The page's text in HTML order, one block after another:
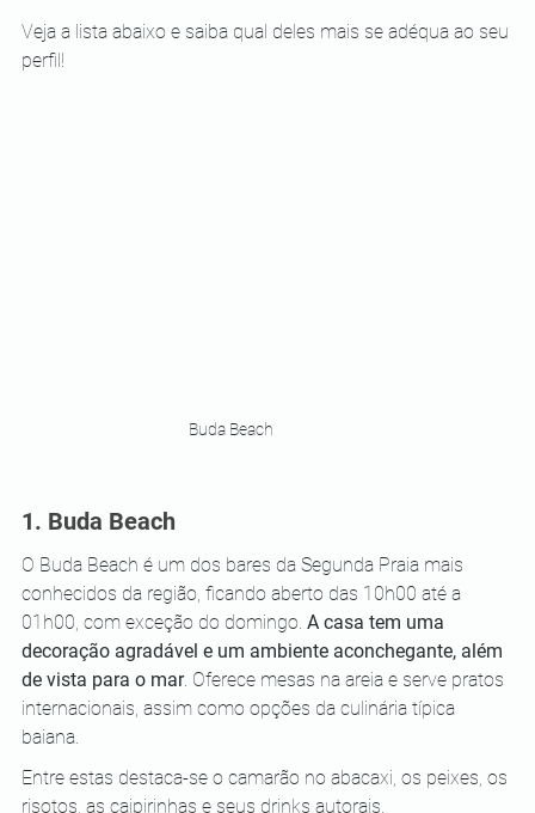
Veja a lista abaixo e saiba qual deles mais se adéqua ao seu
perfil!
Buda Beach
1. Buda Beach
O Buda Beach é um dos bares da Segunda Praia mais
conhecidos da região, ficando aberto das 10h00 até a
01h00, com exceção do domingo. A casa tem uma
decoração agradável e um ambiente aconchegante, além
de vista para o mar. Oferece mesas na areia e serve pratos
internacionais, assim como opções da culinária típica
baiana.
Entre estas destaca-se o camarão no abacaxi, os peixes, os
risotos, as caipirinhas e seus drinks autorais.